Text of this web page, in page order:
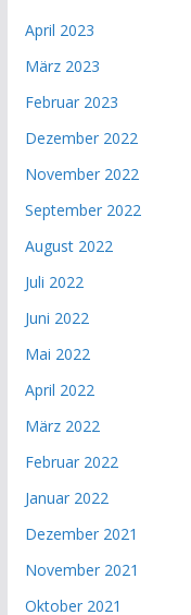
April 2023
März 2023
Februar 2023
Dezember 2022
November 2022
September 2022
August 2022
Juli 2022
Juni 2022
Mai 2022
April 2022
März 2022
Februar 2022
Januar 2022
Dezember 2021
November 2021
Oktober 2021